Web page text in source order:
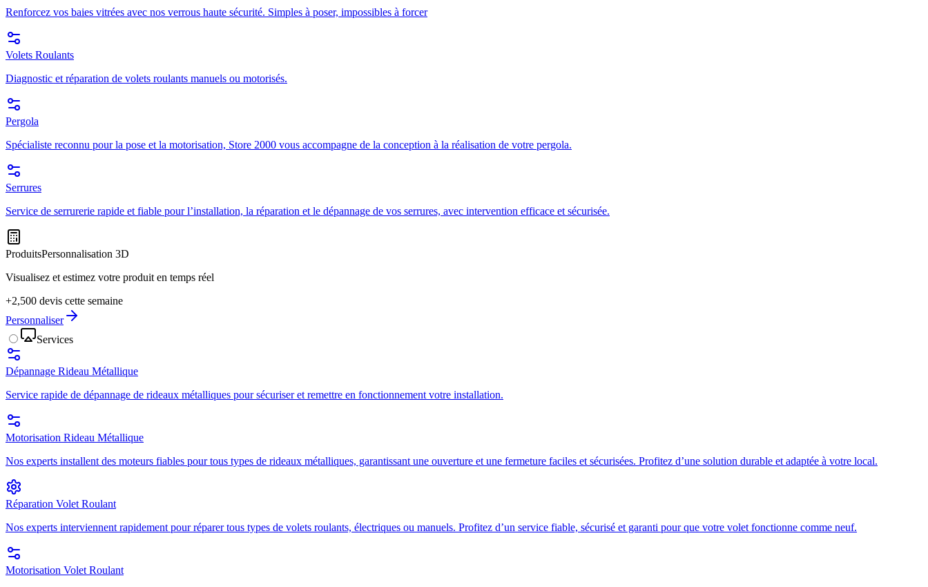
Renforcez vos baies vitrées avec nos verrous haute sécurité. Simples à poser, impossibles à forcer
Volets Roulants
Diagnostic et réparation de volets roulants manuels ou motorisés.
Pergola
Spécialiste reconnu pour la pose et la motorisation, Store 2000 vous accompagne de la conception à la réalisation de votre pergola.
Serrures
Service de serrurerie rapide et fiable pour l’installation, la réparation et le dépannage de vos serrures, avec intervention efficace et sécurisée.
ProduitsPersonnalisation 3D
Visualisez et estimez votre produit en temps réel
+2,500 devis cette semaine
Personnaliser
Services
Dépannage Rideau Métallique
Service rapide de dépannage de rideaux métalliques pour sécuriser et remettre en fonctionnement votre installation.
Motorisation Rideau Métallique
Nos experts installent des moteurs fiables pour tous types de rideaux métalliques, garantissant une ouverture et une fermeture faciles et sécurisées. Profitez d’une solution durable et adaptée à votre local.
Réparation Volet Roulant
Nos experts interviennent rapidement pour réparer tous types de volets roulants, électriques ou manuels. Profitez d’un service fiable, sécurisé et garanti pour que votre volet fonctionne comme neuf.
Motorisation Volet Roulant